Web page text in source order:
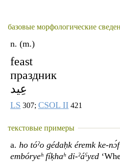
базовые морфологические
n. (m.)
feast
праздник
عِيد
LS 307; CSOL II 421
текстовые примеры
a. ho tóˀo gédaḥk éremk ke-
embóryeʰ fíḳhaʰ di-ˀáˁyɛd